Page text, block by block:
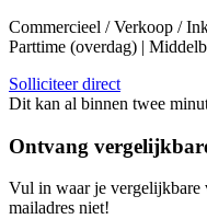
Commercieel / Verkoop /
Parttime (overdag) |
Solliciteer direct
Dit kan al binnen twee
Ontvang
Vul in waar je vergelijkbare
mailadres niet!